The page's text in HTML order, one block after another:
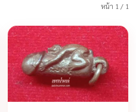
หน้า 1 / 1